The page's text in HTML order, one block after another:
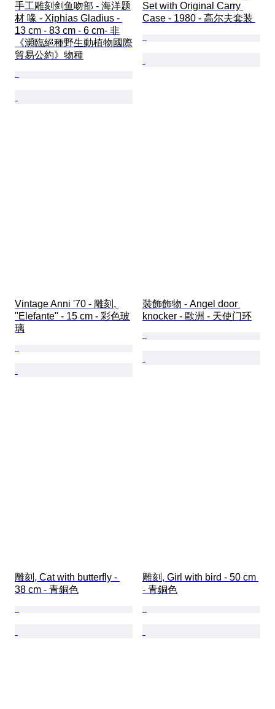
手工雕刻剑鱼吻部 - 海洋题
材 喙 - Xiphias Gladius -
13 cm - 83 cm - 6 cm- 非
《瀕臨絕種野生動植物國際
貿易公約》物種
Set with Original Carry
Case - 1980 - 高尔夫套装
Vintage Anni '70 - 雕刻,
"Elefante" - 15 cm - 彩色玻
璃
裝飾飾物 - Angel door
knocker - 歐洲 - 天使门环
雕刻, Cat with butterfly -
38 cm - 青銅色
雕刻, Girl with bird - 50 cm
- 青銅色